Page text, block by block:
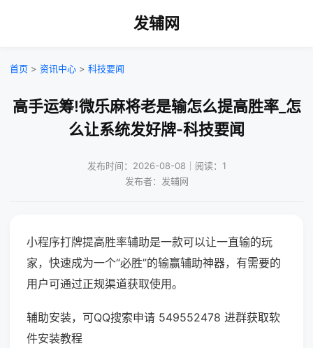
发辅网
首页 > 资讯中心 > 科技要闻
高手运筹!微乐麻将老是输怎么提高胜率_怎
么让系统发好牌-科技要闻
发布时间：2026-08-08｜阅读：1
发布者：发辅网
小程序打牌提高胜率辅助是一款可以让一直输的玩
家，快速成为一个“必胜”的输赢辅助神器，有需要的
用户可通过正规渠道获取使用。
辅助安装，可QQ搜索申请 549552478 进群获取软
件安装教程